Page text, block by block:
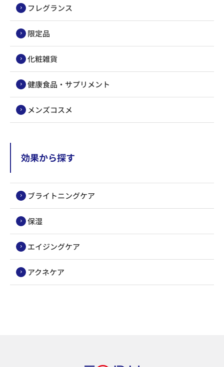
フレグランス
限定品
化粧雑貨
健康食品・サプリメント
メンズコスメ
効果から探す
ブライトニングケア
保湿
エイジングケア
アクネケア